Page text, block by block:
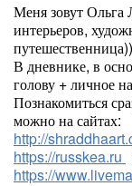
Меня зовут Ольга
интерьеров,
В дневнике, в
голову + личное
Познакомиться
можно на сайтах:
http://
https://russkea.ru
https://